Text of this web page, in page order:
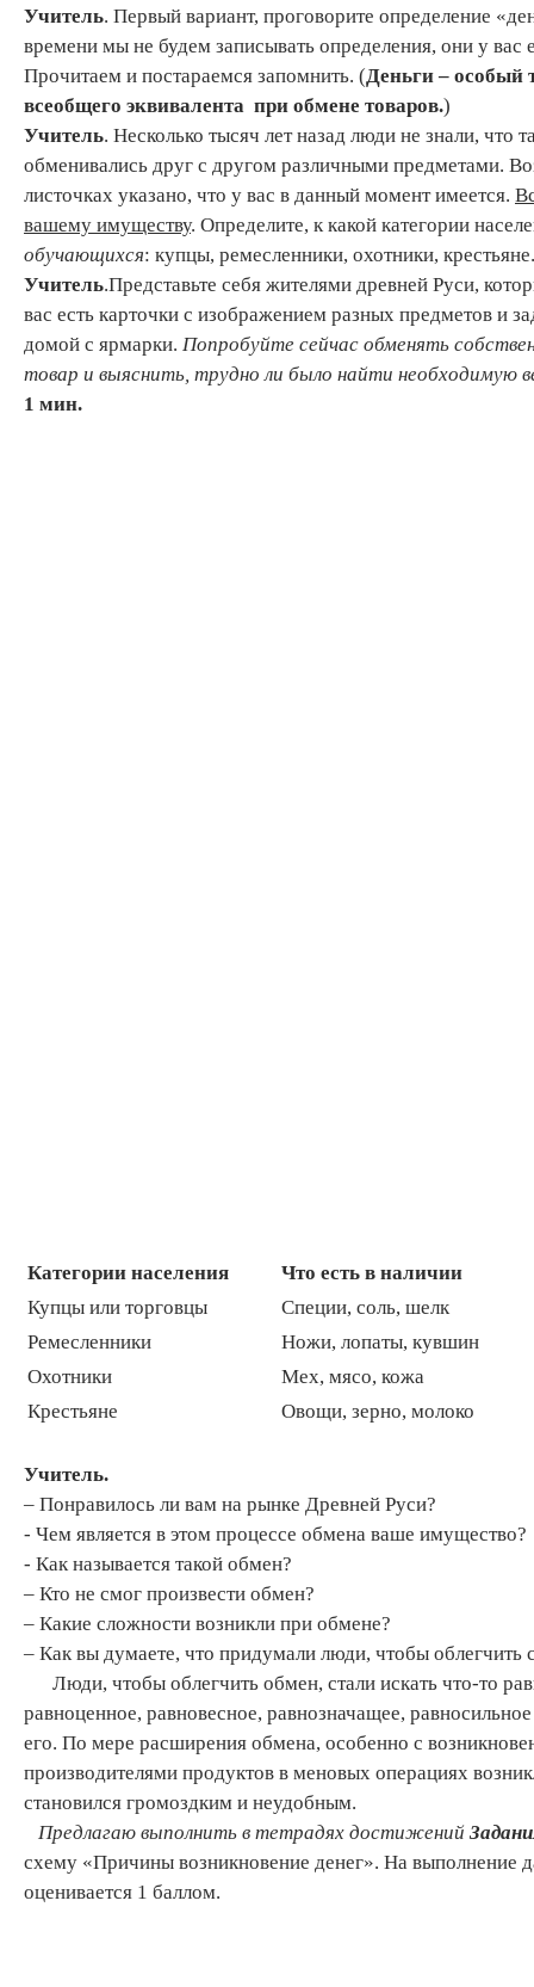
Учитель. Первый вариант, проговорите определение
времени мы не будем записывать определения, они у вас
Прочитаем и постараемся запомнить. (Деньги – особый
всеобщего эквивалента при обмене товаров.)
Учитель. Несколько тысяч лет назад люди не знали, что
обменивались друг с другом различными предметами.
листочках указано, что у вас в данный момент имеется.
вашему имуществу. Определите, к какой категории
обучающихся: купцы, ремесленники, охотники,
Учитель.Представьте себя жителями древней Руси,
вас есть карточки с изображением разных предметов и
домой с ярмарки. Попробуйте сейчас обменять
товар и выяснить, трудно ли было найти необходимую
1 мин.
Категории населения
Что есть в наличии
Купцы или торговцы
Специи, соль, шелк
Ремесленники
Ножи, лопаты, кувшин
Охотники
Мех, мясо, кожа
Крестьяне
Овощи, зерно, молоко
Учитель.
– Понравилось ли вам на рынке Древней Руси?
- Чем является в этом процессе обмена ваше имущество?
- Как называется такой обмен?
– Кто не смог произвести обмен?
– Какие сложности возникли при обмене?
– Как вы думаете, что придумали люди, чтобы облегчить
Люди, чтобы облегчить обмен, стали искать что-то
равноценное, равновесное, равнозначащее,
его. По мере расширения обмена, особенно с
производителями продуктов в меновых операциях
становился громоздким и неудобным.
Предлагаю выполнить в тетрадях достижений
схему «Причины возникновение денег». На выполнение
оценивается 1 баллом.